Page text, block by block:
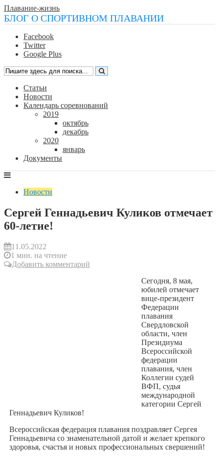
Плавание-жизнь
БЛОГ О СПОРТИВНОМ ПЛАВАНИИ
Facebook
Twitter
Google Plus
Статьи
Новости
Календарь соревнований
2019
октябрь
декабрь
2020
январь
Документы
Новости
Сергей Геннадьевич Куликов отмечает
60-летие!
11.05.2022
1 мин. на чтение
Добавить комментарий
Сегодня, 8 мая,
юбилей отмечает
вице-президент
Федерации
плавания
Свердловской
области, член
Президиума
Всероссийской
федерации
плавания, член
Коллегии судей
ВФП, судья
международной
категории Сергей
Геннадьевич Куликов!
Всероссийская федерация плавания поздравляет Сергея
Геннадьевича со знаменательной датой и желает крепкого
здоровья, счастья и новых профессиональных свершений!